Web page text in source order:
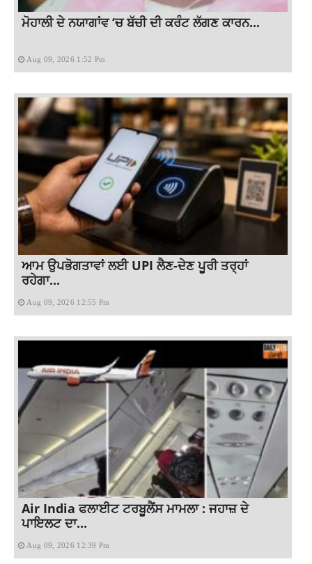
ਮੋਹਾਲੀ ਦੇ ਨਯਾਗਾਂਵ ‘ਚ ਬੱਚੀ ਦੀ ਕਰੰਟ ਲੱਗਣ ਕਾਰਨ...
Aug 09, 2026 1:52 Pm
ਆਮ ਉਪਭੋਗਤਾਵਾਂ ਲਈ UPI ਲੈਣ-ਦੇਣ ਪੂਰੀ ਤਰ੍ਹਾਂ
ਰਹੇਗਾ...
Aug 09, 2026 12:55 Pm
Air India ਫਲਾਈਟ ਟਰਬੂਲੈਂਸ ਮਾਮਲਾ : ਜਹਾਜ਼ ਦੇ
ਪਾਇਲਟ ਦਾ...
Aug 09, 2026 12:39 Pm